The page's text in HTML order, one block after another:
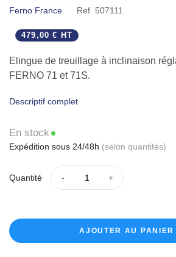
Ferno France Ref. 507111
479,00 € HT
Elingue de treuillage à inclinaison
FERNO 71 et 71S.
Descriptif complet
En stock
Expédition sous 24/48h (selon quantités)
Quantité
AJOUTER AU PANIER